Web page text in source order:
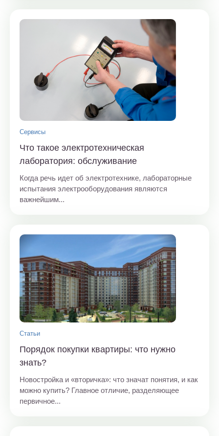
Сервисы
Что такое электротехническая
лаборатория: обслуживание
Когда речь идет об электротехнике, лабораторные
испытания электрооборудования являются
важнейшим...
Статьи
Порядок покупки квартиры: что нужно
знать?
Новостройка и «вторичка»: что значат понятия, и как
можно купить? Главное отличие, разделяющее
первичное...